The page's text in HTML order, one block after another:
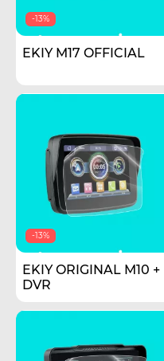
-13%
EKIY M17 OFFICIAL
-13%
EKIY ORIGINAL M10 +
DVR